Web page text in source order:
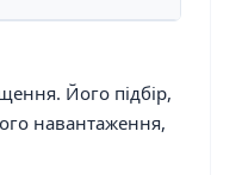
Його підбір,
навантаження,